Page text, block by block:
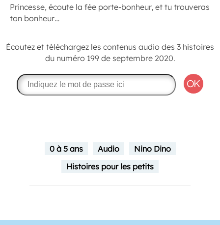
Princesse, écoute la fée porte-bonheur, et tu trouveras
ton bonheur…
Écoutez et téléchargez les contenus audio des 3 histoires
du numéro 199 de septembre 2020.
OK
0 à 5 ans Audio
Nino Dino
Histoires pour les petits